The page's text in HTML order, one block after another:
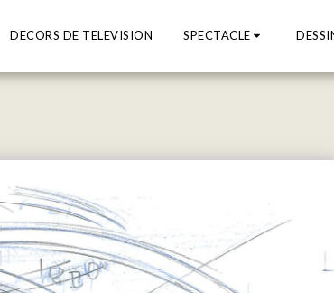
DECORS DE TELEVISION SPECTACLE